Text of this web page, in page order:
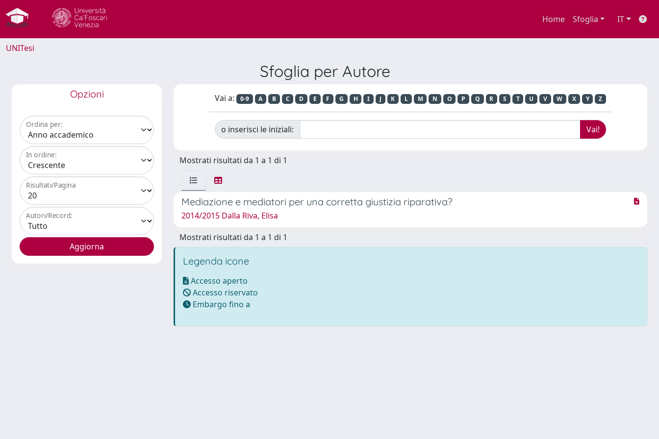
Home Sfoglia IT
UNITesi
Sfoglia per Autore
Opzioni
Ordina per:
In ordine:
Risultati/Pagina
Autori/Record:
Vai a: 0-9 A B C D E F G H I J K L M N O P Q R S T U V W X Y Z
o inserisci le iniziali:
Mostrati risultati da 1 a 1 di 1
Mediazione e mediatori per una corretta giustizia riparativa?
2014/2015 Dalla Riva, Elisa
Mostrati risultati da 1 a 1 di 1
Legenda icone
Accesso aperto
Accesso riservato
Embargo fino a